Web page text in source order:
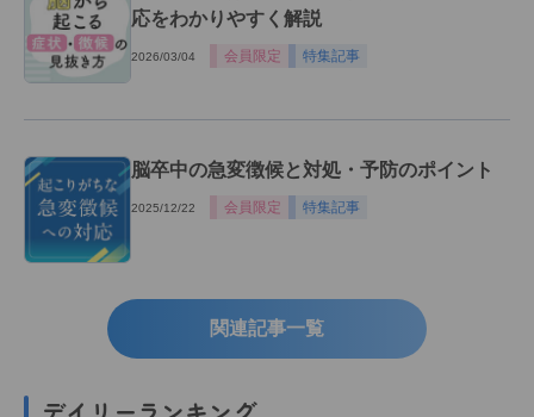
応をわかりやすく解説
2026/03/04 会員限定 特集記事
脳卒中の急変徴候と対処・予防のポイント
2025/12/22 会員限定 特集記事
関連記事一覧